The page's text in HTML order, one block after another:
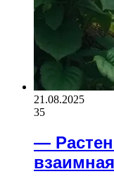
21.08.2025
35
—